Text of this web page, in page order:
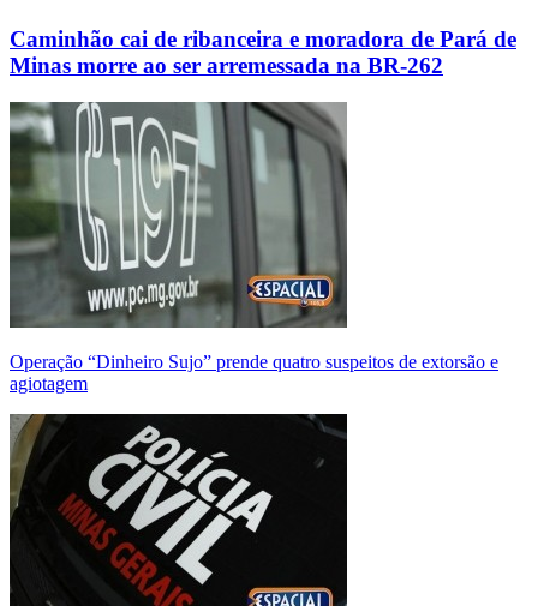
Caminhão cai de ribanceira e moradora de Pará de
Minas morre ao ser arremessada na BR-262
Operação “Dinheiro Sujo” prende quatro suspeitos de extorsão e
agiotagem